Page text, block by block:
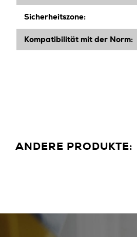
Sicherheitszone:
Kompatibilität mit der Norm:
ANDERE PRODUKTE: